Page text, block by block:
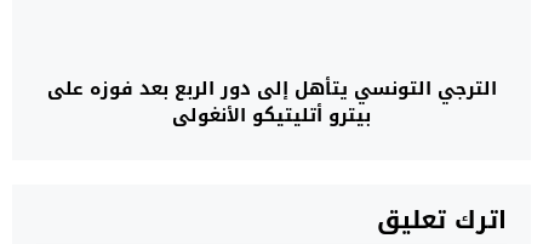
الترجي التونسي يتأهل إلى دور الربع بعد فوزه على
بيترو أتليتيكو الأنغولي
اترك تعليق